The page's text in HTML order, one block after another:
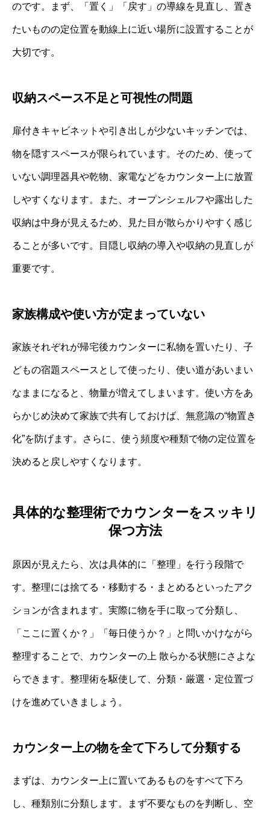
のです。まず、「置く」「戻す」の導線を見直し、置き
たいものの定位置を動線上に近い場所に設置することが
大切です。
収納スペース不足と可視性の問題
扉付きキャビネットや引き出しが少ないキッチンでは、
物を隠すスペースが限られています。そのため、使って
いない調理器具や乾物、家電などをカウンター上に放置
しやすくなります。また、オープンシェルフや露出した
収納は中身が見えるため、見た目が散らかりやすく感じ
ることが多いです。目隠し収納の導入や収納の見直しが
重要です。
家族構成や使い方が定まっていない
家族それぞれが帰宅後カウンターに私物を置いたり、子
どもの宿題スペースとして使ったり、使い道があいまい
なままになると、物量が増えてしまいます。使い方をあ
らかじめ決めて家族で共有しておけば、無意識の“物置き
化”を防げます。さらに、使う頻度や種類で物の定位置を
決めると戻しやすくなります。
具体的な整理術でカウンターをスッキリ
保つ方法
原因が見えたら、次は具体的に「整理」を行う段階で
す。整理には捨てる・移動する・まとめるといったアク
ションが含まれます。実際に物を手に取って分類し、
「ここに置くか？」「毎日使うか？」と問いかけながら
整理することで、カウンターの上 散らかる状態にさよな
らできます。整理術を駆使して、分類・厳選・定位置づ
けを進めていきましょう。
カウンター上の物を全て下ろして分類する
まずは、カウンター上に置いてあるものをすべて下ろ
し、種類別に分類します。まず不要なものを判断し、空